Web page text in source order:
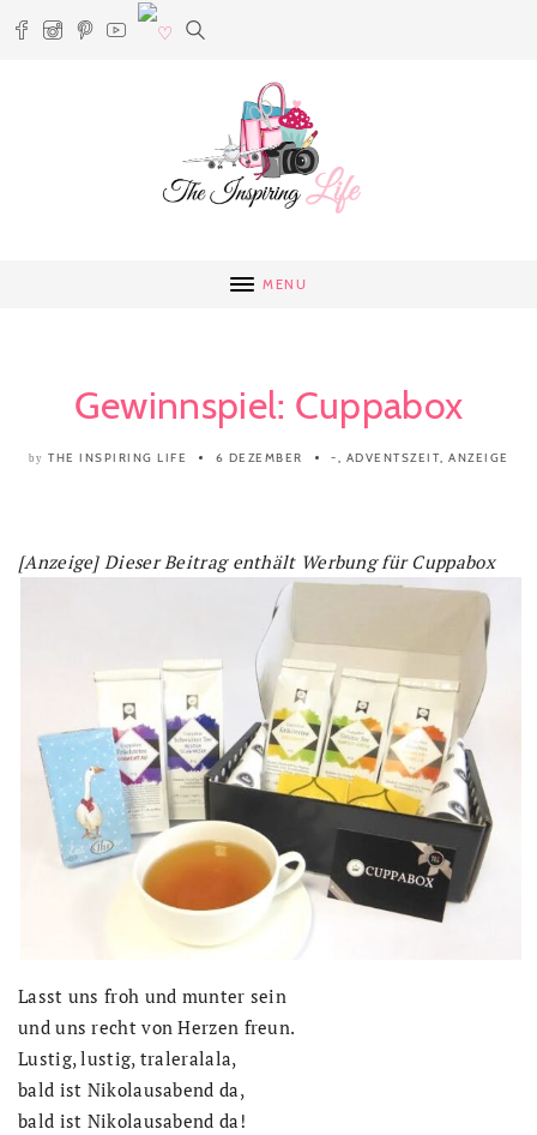
MENU
Gewinnspiel: Cuppabox
by THE INSPIRING LIFE 6 DEZEMBER -, ADVENTSZEIT, ANZEIGE
[Anzeige] Dieser Beitrag enthält Werbung für Cuppabox
Lasst uns froh und munter sein
und uns recht von Herzen freun.
Lustig, lustig, traleralala,
bald ist Nikolausabend da,
bald ist Nikolausabend da!